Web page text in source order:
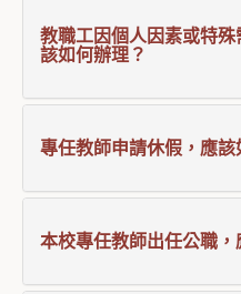
教職工因個人因素或特
該如何辦理？
專任教師申請休假，應該
本校專任教師出任公職，